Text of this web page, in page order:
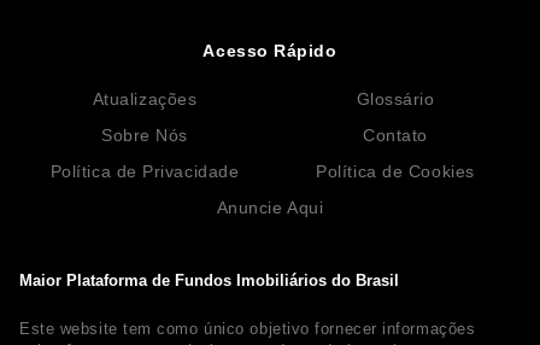
Maior Plataforma de Fundos Imobiliários do Brasil
Este website tem como único objetivo fornecer informações
Acesso Rápido
Atualizações
Glossário
Sobre Nós
Contato
Política de Privacidade
Política de Cookies
Anuncie Aqui